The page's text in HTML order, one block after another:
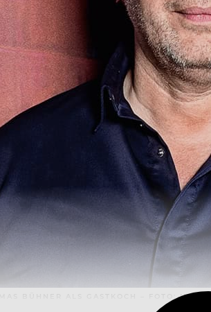
BÜHNER ALS GASTKOCH – FOTO: NICK